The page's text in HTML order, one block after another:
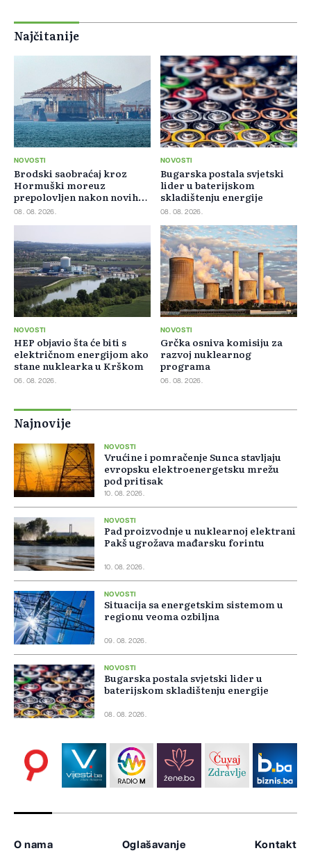
Najčitanije
NOVOSTI
Brodski saobraćaj kroz
Hormuški moreuz
prepolovljen nakon novih
blokada
08. 08. 2026.
NOVOSTI
Bugarska postala svjetski
lider u baterijskom
skladištenju energije
08. 08. 2026.
NOVOSTI
HEP objavio šta će biti s
električnom energijom ako
stane nuklearka u Krškom
06. 08. 2026.
NOVOSTI
Grčka osniva komisiju za
razvoj nuklearnog
programa
06. 08. 2026.
Najnovije
NOVOSTI
Vrućine i pomračenje Sunca stavljaju
evropsku elektroenergetsku mrežu
pod pritisak
10. 08. 2026.
NOVOSTI
Pad proizvodnje u nuklearnoj elektrani
Pakš ugrožava mađarsku forintu
10. 08. 2026.
NOVOSTI
Situacija sa energetskim sistemom u
regionu veoma ozbiljna
09. 08. 2026.
NOVOSTI
Bugarska postala svjetski lider u
baterijskom skladištenju energije
08. 08. 2026.
O nama Oglašavanje Kontakt